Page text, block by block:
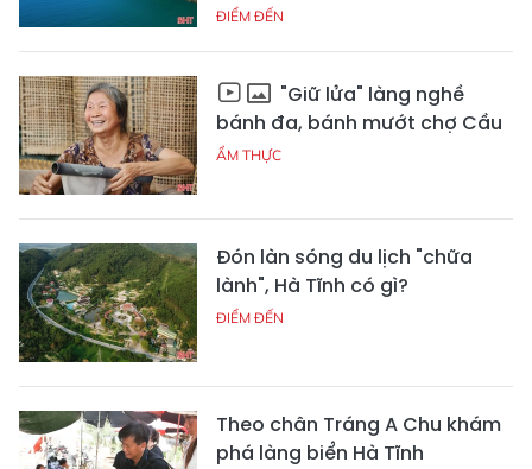
ĐIỂM ĐẾN
"Giữ lửa" làng nghề
bánh đa, bánh mướt chợ Cầu
ẨM THỰC
Đón làn sóng du lịch "chữa
lành", Hà Tĩnh có gì?
ĐIỂM ĐẾN
Theo chân Tráng A Chu khám
phá làng biển Hà Tĩnh